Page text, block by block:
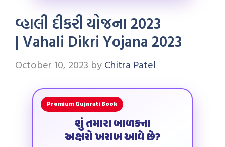
વ્હાલી દીકરી યોજના 2023
| Vahali Dikri Yojana 2023
October 10, 2023 by Chitra Patel
Premium Gujarati Book
શું તમારા બાળકના
અક્ષરો ખરાબ આવે છે?